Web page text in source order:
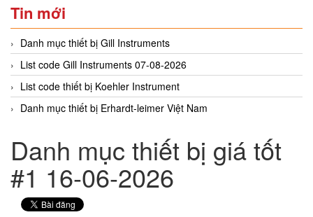
Tin mới
Danh mục thiết bị Gill Instruments
List code Gill Instruments 07-08-2026
List code thiết bị Koehler Instrument
Danh mục thiết bị Erhardt-leimer Việt Nam
Danh mục thiết bị giá tốt
#1 16-06-2026